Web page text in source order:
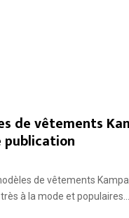
de vêtements
de vêtements
à la mode et populaires...